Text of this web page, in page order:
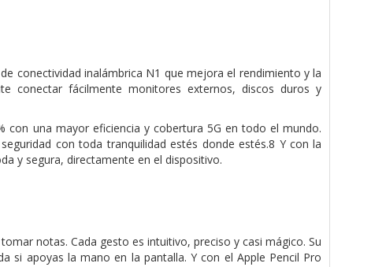
conectividad inalámbrica N1 que mejora el rendi­miento y la
conectar fácilmente monitores externos, discos duros y
con una mayor eficiencia y cobertura 5G en todo el mundo.
con toda tranquilidad estés donde estés.8 Y con la
y segura, directamente en el dispositivo.
notas. Cada gesto es intuitivo, preciso y casi mágico. Su
si apoyas la mano en la pantalla. Y con el Apple Pencil Pro